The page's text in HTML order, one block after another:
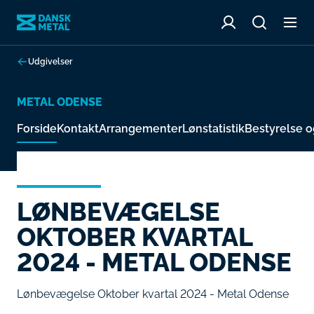
Udgivelser
METAL ODENSE
ForsideKontaktArrangementerLønstatistikBestyrelse
LØNBEVÆGELSE
OKTOBER KVARTAL
2024 - METAL ODENSE
Lønbevægelse Oktober kvartal 2024 - Metal Odense